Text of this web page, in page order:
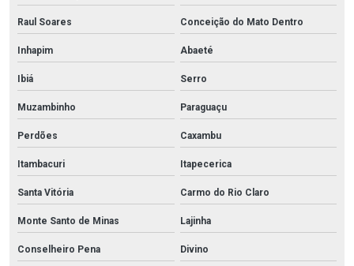
Raul Soares Conceição do Mato Dentro
Inhapim Abaeté
Ibiá Serro
Muzambinho Paraguaçu
Perdões Caxambu
Itambacuri Itapecerica
Santa Vitória Carmo do Rio Claro
Monte Santo de Minas Lajinha
Conselheiro Pena Divino